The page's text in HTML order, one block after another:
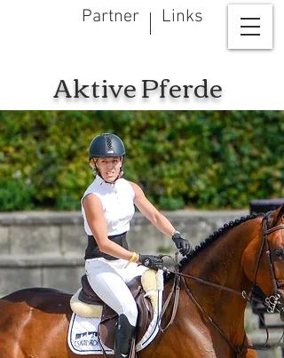
Partner Links
Aktive Pferde